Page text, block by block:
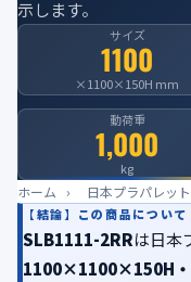
イラン情勢まとめ
公式ブログ
会社案内
示します。
サイズ
1100
×1100×150H mm
動荷重
1,000
kg
ホーム › 日本プラパレッ
【結論】この商品について
SLB1111-2RRは日本
1100×1100×150H